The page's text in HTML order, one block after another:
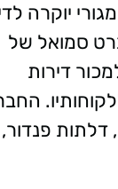
2 מעליות מהירות ומגורי
סמואל של
דירות
פנדור,